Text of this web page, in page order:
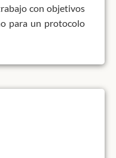
con objetivos
para un protocolo